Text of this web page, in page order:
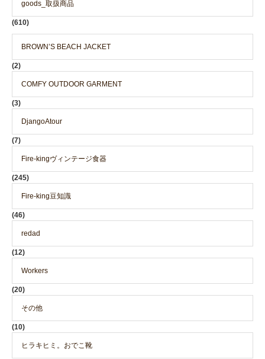
goods_取扱商品
(610)
BROWN’S BEACH JACKET
(2)
COMFY OUTDOOR GARMENT
(3)
DjangoAtour
(7)
Fire-kingヴィンテージ食器
(245)
Fire-king豆知識
(46)
redad
(12)
Workers
(20)
その他
(10)
ヒラキヒミ。おでこ靴